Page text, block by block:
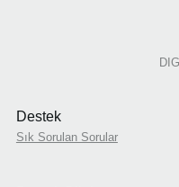
Destek
Sık Sorulan Sorular